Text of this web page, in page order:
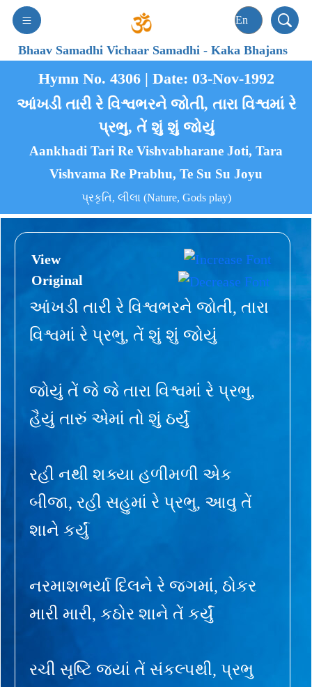
Bhaav Samadhi Vichaar Samadhi-Kaka Bhajans
Hymn No. 4306 | Date: 03-Nov-1992
આંખડી તારી રે વિશ્વભરને જોતી, તારા વિશ્વમાં રે
પ્રભુ, તેં શું શું જોયું
Aankhadi Tari Re Vishvabharane Joti, Tara
Vishvama Re Prabhu, Te Su Su Joyu
પ્રકૃતિ, લીલા (Nature, Gods play)
View
Original
આંખડી તારી રે વિશ્વભરને જોતી, તારા
વિશ્વમાં રે પ્રભુ, તેં શું શું જોયું
જોયું તેં જે જે તારા વિશ્વમાં રે પ્રભુ,
હૈયું તારું એમાં તો શું ઠર્યું
રહી નથી શક્યા હળીમળી એક
બીજા, રહી સહુમાં રે પ્રભુ, આવુ તેં
શાને કર્યું
નરમાશભર્યા દિલને રે જગમાં, ઠોકર
મારી મારી, કઠોર શાને તેં કર્યું
રચી સૃષ્ટિ જ્યાં તેં સંકલ્પથી, પ્રભુ